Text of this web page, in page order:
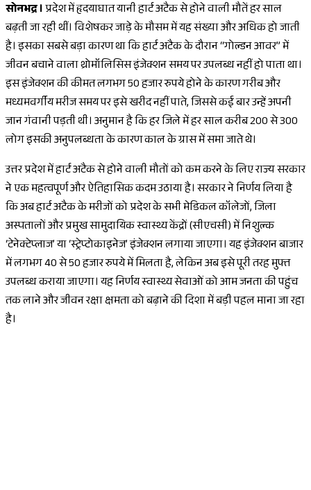
सोनभद्र ।प्रदेश में हृदयाघात यानी हार्ट अटैक से होने वाली मौतें हर साल
बढ़ती जा रही थीं। विशेषकर जाड़े के मौसम में यह संख्या और अधिक हो जाती
है। इसका सबसे बड़ा कारण था कि हार्ट अटैक के दौरान “गोल्डन आवर” में
जीवन बचाने वाला थ्रोमॉलिसिस इंजेक्शन समय पर उपलब्ध नहीं हो पाता था।
इस इंजेक्शन की कीमत लगभग 50 हजार रुपये होने के कारण गरीब और
मध्यमवर्गीय मरीज समय पर इसे खरीद नहीं पाते, जिससे कई बार उन्हें अपनी
जान गंवानी पड़ती थी। अनुमान है कि हर जिले में हर साल करीब 200 से 300
लोग इसकी अनुपलब्धता के कारण काल के ग्रास में समा जाते थे।
उत्तर प्रदेश में हार्ट अटैक से होने वाली मौतों को कम करने के लिए राज्य सरकार
ने एक महत्वपूर्ण और ऐतिहासिक कदम उठाया है। सरकार ने निर्णय लिया है
कि अब हार्ट अटैक के मरीजों को प्रदेश के सभी मेडिकल कॉलेजों, जिला
अस्पतालों और प्रमुख सामुदायिक स्वास्थ्य केंद्रों (सीएचसी) में निशुल्क
‘टेनेक्टेप्लाज’ या ‘स्ट्रेप्टोकाइनेज’ इंजेक्शन लगाया जाएगा। यह इंजेक्शन बाजार
में लगभग 40 से 50 हजार रुपये में मिलता है, लेकिन अब इसे पूरी तरह मुफ्त
उपलब्ध कराया जाएगा। यह निर्णय स्वास्थ्य सेवाओं को आम जनता की पहुंच
तक लाने और जीवन रक्षा क्षमता को बढ़ाने की दिशा में बड़ी पहल माना जा रहा
है।